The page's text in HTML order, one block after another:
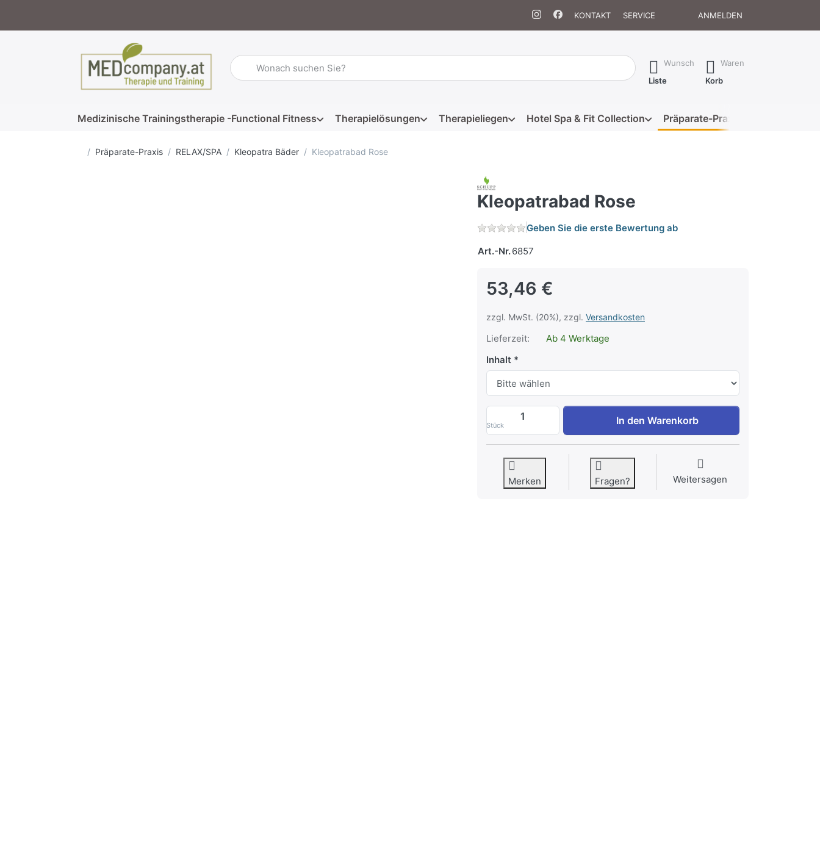
KONTAKT SERVICE ANMELDEN
Geben Sie einen Suchbegriff ein. Während Sie tippen, erscheinen automatisch erste Ergebnisse. Drücken Sie die Eingabetaste, um alle
Wunsch
Liste
Waren
Korb
Medizinische Trainingstherapie -Functional Fitness Therapielösungen Therapieliegen Hotel Spa & Fit Collection Präparate-Praxis
Startseite
Präparate-Praxis RELAX/SPA Kleopatra Bäder Kleopatrabad Rose
Kleopatrabad Rose
Geben Sie die erste Bewertung ab
Art.-Nr.6857
53,46 €
zzgl. MwSt. (20%), zzgl. Versandkosten
Lieferzeit:
Ab 4 Werktage
Inhalt
Stück
Kleopatrabad Rose zu 53,46 €, Menge 1.
In den Warenkorb
Merken Fragen? Weitersagen